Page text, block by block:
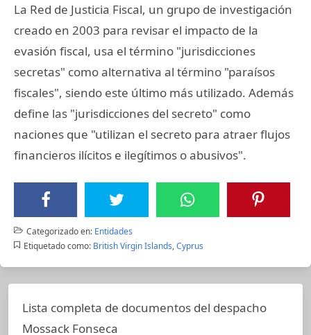
La Red de Justicia Fiscal, un grupo de investigación
creado en 2003 para revisar el impacto de la
evasión fiscal, usa el término "jurisdicciones
secretas" como alternativa al término "paraísos
fiscales", siendo este último más utilizado. Además
define las "jurisdicciones del secreto" como
naciones que "utilizan el secreto para atraer flujos
financieros ilícitos e ilegítimos o abusivos".
Categorizado en: Entidades
Etiquetado como: British Virgin Islands,Cyprus
Lista completa de documentos del despacho
Mossack Fonseca